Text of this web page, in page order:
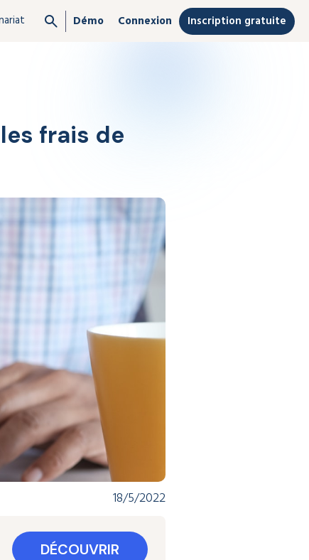
Démo Connexion Inscription gratuite
frais de
18/5/2022
DÉCOUVRIR